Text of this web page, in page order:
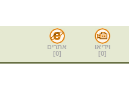
וידיאו
[
0
]
אתרים
[
0
]